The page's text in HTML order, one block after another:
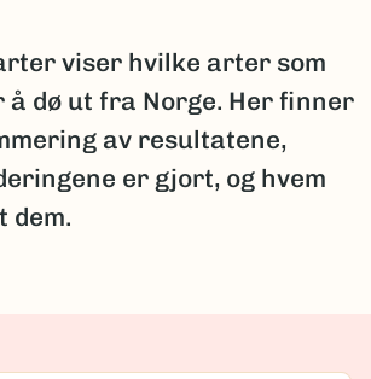
viser hvilke arter som
dø ut fra Norge. Her finner
av resultatene,
er gjort, og hvem
dem.